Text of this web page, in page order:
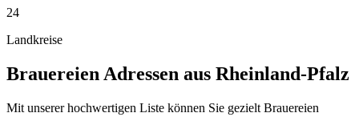
24
Landkreise
Brauereien Adressen aus Rheinland-Pfalz
Mit unserer hochwertigen Liste können Sie gezielt Brauereien